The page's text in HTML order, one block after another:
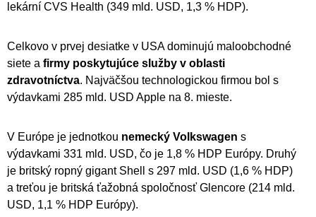
lekární CVS Health (349 mld. USD, 1,3 % HDP).
Celkovo v prvej desiatke v USA dominujú maloobchodné
siete a firmy poskytujúce služby v oblasti
zdravotníctva. Najväčšou technologickou firmou bol s
výdavkami 285 mld. USD Apple na 8. mieste.
V Európe je jednotkou nemecký Volkswagen s
výdavkami 331 mld. USD, čo je 1,8 % HDP Európy. Druhý
je britský ropný gigant Shell s 297 mld. USD (1,6 % HDP)
a treťou je britská ťažobná spoločnosť Glencore (214 mld.
USD, 1,1 % HDP Európy).